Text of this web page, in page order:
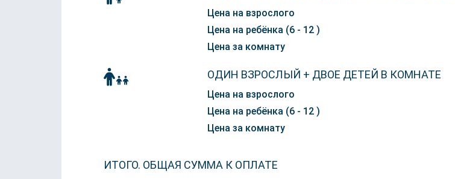
Цена на взрослого
Цена на ребёнка (6 - 12 )
Цена за комнату
ОДИН ВЗРОСЛЫЙ + ДВОЕ ДЕТЕЙ В КОМНАТЕ
Цена на взрослого
Цена на ребёнка (6 - 12 )
Цена за комнату
ИТОГО. ОБЩАЯ СУММА К ОПЛАТЕ